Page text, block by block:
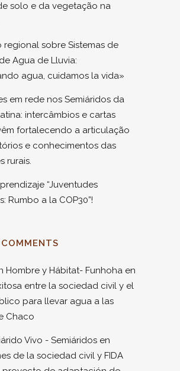
solo e da vegetação na
regional sobre Sistemas de
Agua de Lluvia:
agua, cuidamos la vida»
em rede nos Semiáridos da
intercâmbios e cartas
fortalecendo a articulação
e conhecimentos das
rurais.
“Juventudes
Rumbo a la COP30”!
Hombre y Hábitat- Funhoha en
entre la sociedad civil y el
para llevar agua a las
Chaco
Vivo - Semiáridos en
de la sociedad civil y FIDA